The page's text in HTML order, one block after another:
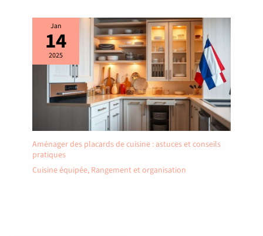
Jan
14
2025
Aménager des placards de cuisine : astuces et conseils
pratiques
Cuisine équipée, Rangement et organisation